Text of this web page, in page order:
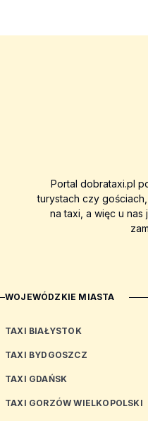
Portal dobrataxi.pl
turystach czy
na taxi, a więc u
WOJEWÓDZKIE MIASTA
TAXI BIAŁYSTOK
TAXI BYDGOSZCZ
TAXI GDAŃSK
TAXI GORZÓW WIELKOPOLSKI